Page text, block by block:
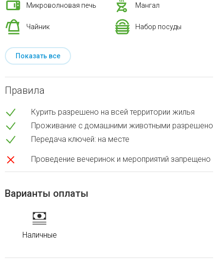
Микроволновая печь Мангал
Чайник Набор посуды
Показать все
Правила
Курить разрешено на всей территории жилья
Проживание с домашними животными разрешено
Передача ключей: на месте
Проведение вечеринок и мероприятий запрещено
Варианты оплаты
Наличные